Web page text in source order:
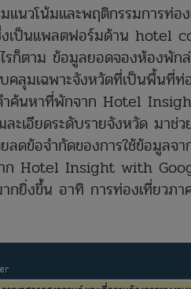
โน้มและพฤติกรรมการท่อง
เป็นแพลตฟอร์มด้าน hotel
ก็ตาม ข้อมูลยอดจองห้องพัก
ลุมเฉพาะจังหวัดที่เป็นพื้นที่ท่
ำค้นหาที่พักจาก Hotel
เอียดระดับรายจังหวัด มาช่ว
ดข้อจำกัดของการใช้ข้อมูลจา
ก Hotel Insight with
ยิ่งขึ้น อาทิ การท่องเที่ยวภาค